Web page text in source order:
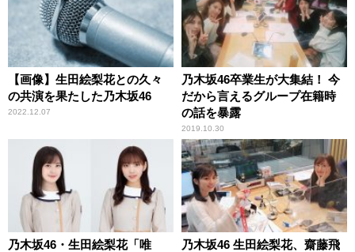
【画像】生田絵梨花との久々
の共演を果たした乃木坂46
2022.12.07
乃木坂46卒業生が大集結！ 今
だから言えるグループ在籍時
の話を暴露
2019.10.30
乃木坂46・生田絵梨花「唯
乃木坂46 生田絵梨花、齋藤飛